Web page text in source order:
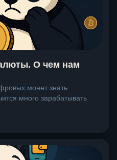
О чем нам
монет знать
много зарабатывать